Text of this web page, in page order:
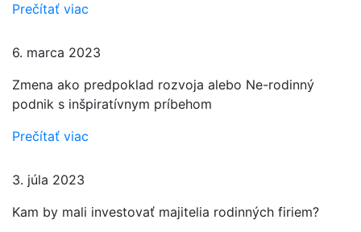
Prečítať viac
6. marca 2023
Zmena ako predpoklad rozvoja alebo Ne-rodinný
podnik s inšpiratívnym príbehom
Prečítať viac
3. júla 2023
Kam by mali investovať majitelia rodinných firiem?